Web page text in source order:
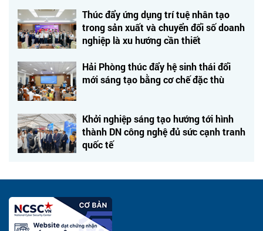
Thúc đẩy ứng dụng trí tuệ nhân tạo
trong sản xuất và chuyển đổi số doanh
nghiệp là xu hướng cần thiết
Hải Phòng thúc đẩy hệ sinh thái đổi
mới sáng tạo bằng cơ chế đặc thù
Khởi nghiệp sáng tạo hướng tới hình
thành DN công nghệ đủ sức cạnh tranh
quốc tế